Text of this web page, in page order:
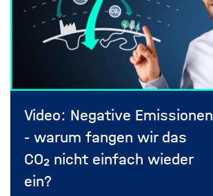
Video: Negative Emissionen
- warum fangen wir das
CO₂ nicht einfach wieder
ein?